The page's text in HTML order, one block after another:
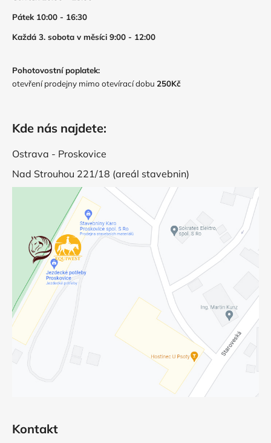
Pátek 10:00 - 16:30
Každá 3. sobota v měsíci 9:00 - 12:00
Pohotovostní poplatek:
otevření prodejny mimo otevírací dobu 250Kč
Kde nás najdete:
Ostrava - Proskovice
Nad Strouhou 221/18 (areál stavebnin)
Kontakt